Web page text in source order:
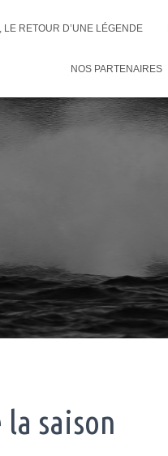
RETOUR D’UNE LÉGENDE
NOS PARTENAIRES
saison